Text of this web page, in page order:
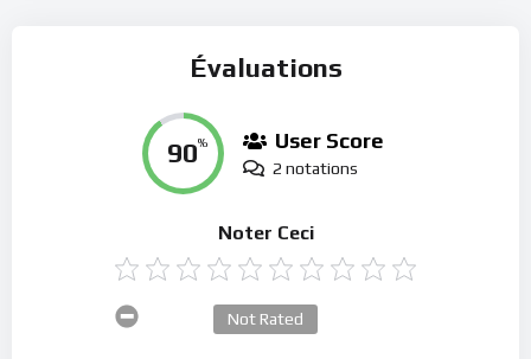
Évaluations
90% User Score
2 notations
Noter Ceci
Not Rated